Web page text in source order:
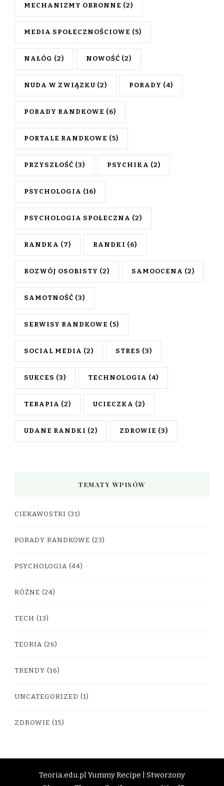
MECHANIZMY OBRONNE (2)
MEDIA SPOŁECZNOŚCIOWE (5)
NAŁÓG (2) NOWOŚĆ (2)
NUDA W ZWIĄZKU (2) PORADY (4)
PORADY RANDKOWE (6)
PORTALE RANDKOWE (5)
PRZYSZŁOŚĆ (3) PSYCHIKA (2)
PSYCHOLOGIA (16)
PSYCHOLOGIA SPOŁECZNA (2)
RANDKA (7) RANDKI (6)
ROZWÓJ OSOBISTY (2) SAMOOCENA (2)
SAMOTNOŚĆ (3)
SERWISY RANDKOWE (5)
SOCIAL MEDIA (2) STRES (3)
SUKCES (3) TECHNOLOGIA (4)
TERAPIA (2) UCIECZKA (2)
UDANE RANDKI (2) ZDROWIE (3)
TEMATY WPISÓW
CIEKAWOSTKI (31)
PORADY RANDKOWE (23)
PSYCHOLOGIA (44)
RÓŻNE (24)
TECH (13)
TEORIA (26)
TRENDY (16)
UNCATEGORIZED (1)
ZDROWIE (15)
Teoria.edu.plYummy Recipe | Stworzony